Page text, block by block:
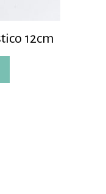
12cm